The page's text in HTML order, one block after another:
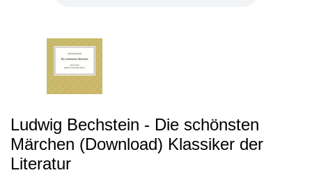
Ludwig Bechstein - Die schönsten
Märchen (Download) Klassiker der
Literatur